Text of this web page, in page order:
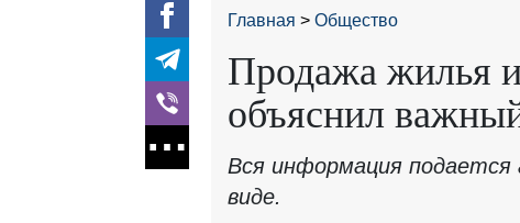
Главная Общество
Продажа жилья
объяснил
Вся информация
виде.